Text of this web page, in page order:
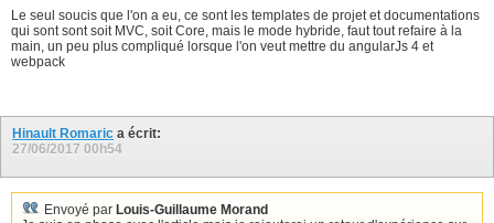
Le seul soucis que l'on a eu, ce sont les templates de projet et documentations
qui sont sont soit MVC, soit Core, mais le mode hybride, faut tout refaire à la
main, un peu plus compliqué lorsque l'on veut mettre du angularJs 4 et
webpack
Hinault Romaric a écrit:
27/06/2017 00h54
Envoyé par Louis-Guillaume Morand